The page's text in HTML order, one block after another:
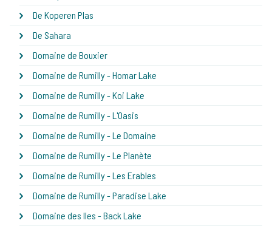
De Koperen Plas
De Sahara
Domaine de Bouxier
Domaine de Rumilly - Homar Lake
Domaine de Rumilly - Koi Lake
Domaine de Rumilly - L'Oasis
Domaine de Rumilly - Le Domaine
Domaine de Rumilly - Le Planète
Domaine de Rumilly - Les Erables
Domaine de Rumilly - Paradise Lake
Domaine des Iles - Back Lake